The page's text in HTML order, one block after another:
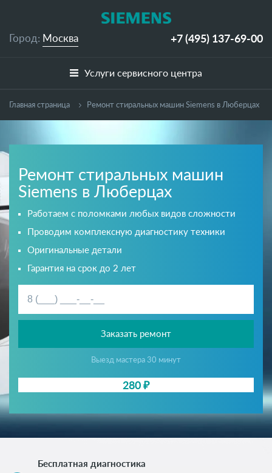
+7 (495) 137-69-00
Город: Москва
Услуги сервисного центра
Главная страница Ремонт стиральных машин Siemens в Люберцах
Ремонт стиральных машин
Siemens в Люберцах
Работаем с поломками любых видов сложности
Проводим комплексную диагностику техники
Оригинальные детали
Гарантия на срок до 2 лет
Заказать ремонт
Выезд мастера 30 минут
280 ₽
Бесплатная диагностика